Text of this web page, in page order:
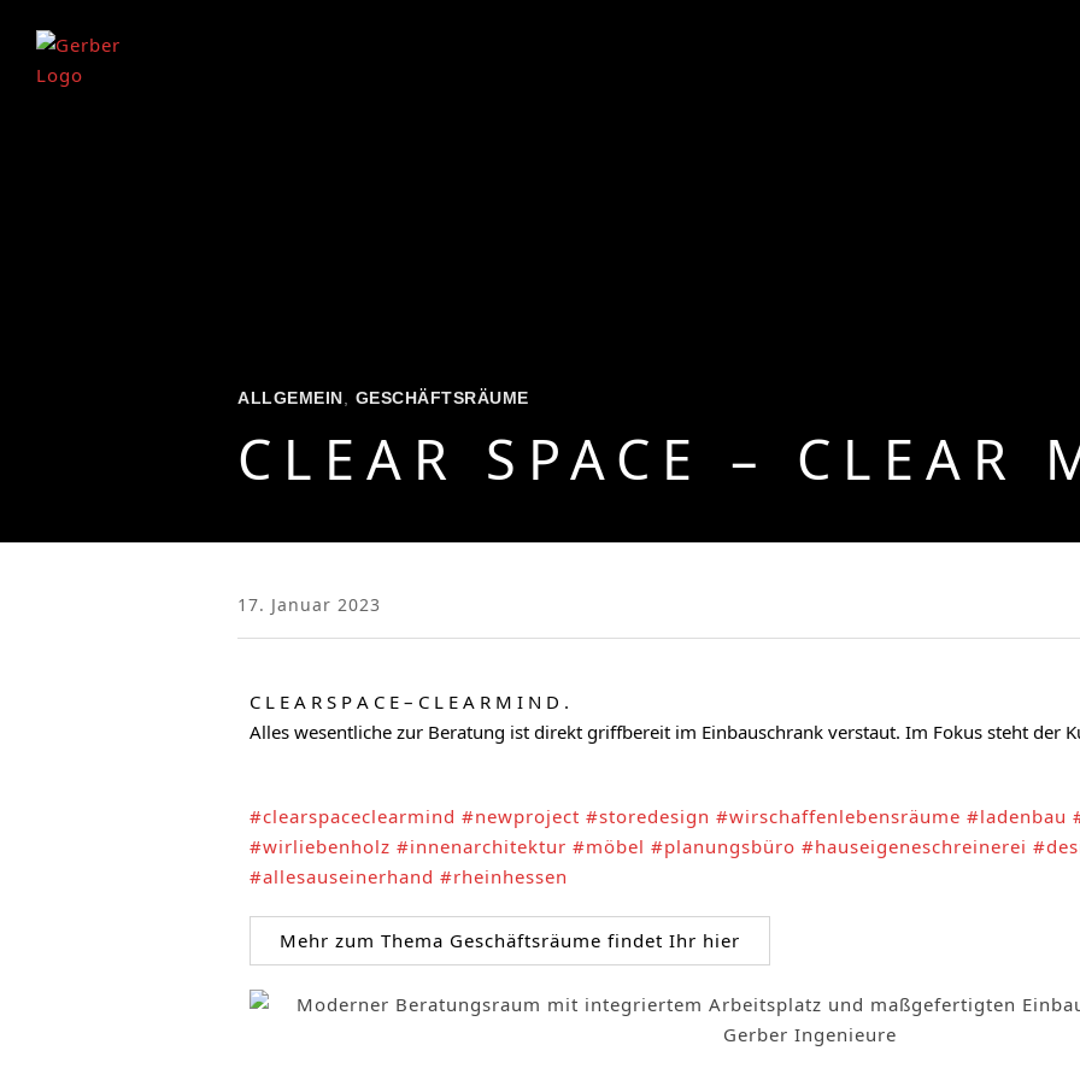
ALLGEMEIN GESCHÄFTSRÄUME
CLEAR SPACE – CLEAR
17. Januar 2023
C L E A R S P A C E – C L E A R M I N D .
Alles wesentliche zur Beratung ist direkt griffbereit im Einbauschrank verstaut. Im Fokus steht der
#clearspaceclearmind #newproject #storedesign #wirschaffenlebensräume #ladenbau
#wirliebenholz #innenarchitektur #möbel #planungsbüro #hauseigeneschreinerei
#allesauseinerhand #rheinhessen
Mehr zum Thema Geschäftsräume findet Ihr hier